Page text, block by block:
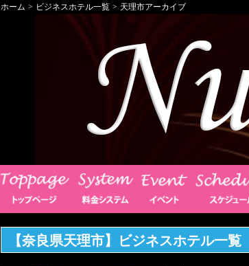
ホーム > ビジネスホテル一覧 > 天理市アーカイブ
【奈良県天理市】ビジネスホテル一覧